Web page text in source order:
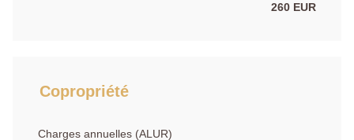
260 EUR
Copropriété
Charges annuelles (ALUR)